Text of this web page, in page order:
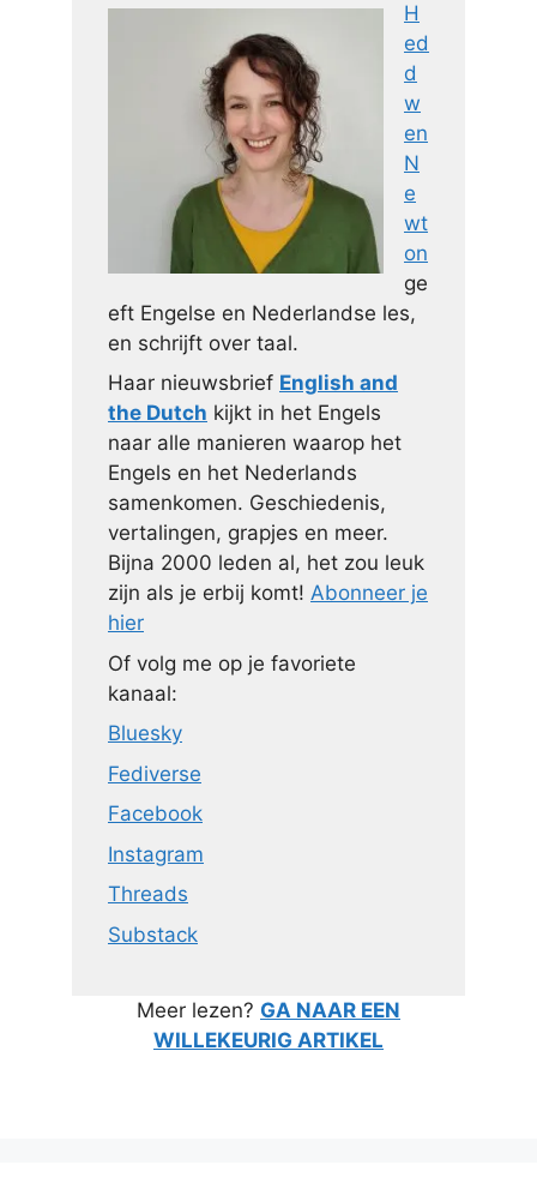
H
ed
d
w
en
N
e
wt
on
ge
eft Engelse en Nederlandse les,
en schrijft over taal.
Haar nieuwsbrief English and
the Dutch kijkt in het Engels
naar alle manieren waarop het
Engels en het Nederlands
samenkomen. Geschiedenis,
vertalingen, grapjes en meer.
Bijna 2000 leden al, het zou leuk
zijn als je erbij komt! Abonneer je
hier
Of volg me op je favoriete
kanaal:
Bluesky
Fediverse
Facebook
Instagram
Threads
Substack
Meer lezen? GA NAAR EEN
WILLEKEURIG ARTIKEL